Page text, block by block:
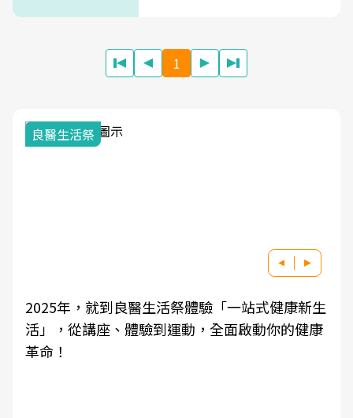
1
良醫生活祭
2025年，就到良醫生活祭體驗「一站式健康新生
活」，從講座、體驗到運動，全面啟動你的健康
革命！